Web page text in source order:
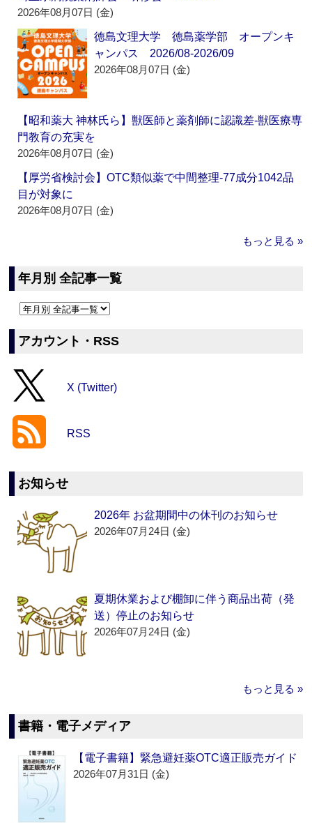
2026年08月07日 (金)
徳島文理大学 徳島薬学部 オープンキ
ャンパス 2026/08-2026/09
2026年08月07日 (金)
【昭和薬大 神林氏ら】獣医師と薬剤師に認識差‐獣医療専
門教育の充実を
2026年08月07日 (金)
【厚労省検討会】OTC類似薬で中間整理‐77成分1042品
目が対象に
2026年08月07日 (金)
もっと見る »
年月別 全記事一覧
アカウント・RSS
X (Twitter)
RSS
お知らせ
2026年 お盆期間中の休刊のお知らせ
2026年07月24日 (金)
夏期休業および棚卸に伴う商品出荷（発
送）停止のお知らせ
2026年07月24日 (金)
もっと見る »
書籍・電子メディア
【電子書籍】緊急避妊薬OTC適正販売ガイド
2026年07月31日 (金)